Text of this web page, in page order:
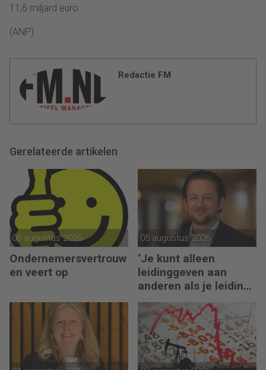
11,6 miljard euro.
(ANP)
Redactie FM
Gerelateerde artikelen
06 augustus 2026
Ondernemersvertrouw
en veert op
05 augustus 2026
‘Je kunt alleen
leidinggeven aan
anderen als je leiding
kunt geven aan jezelf’